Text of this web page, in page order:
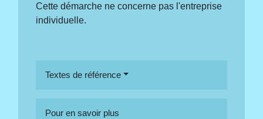
Cette démarche ne concerne pas l'entreprise
individuelle.
Textes de référence
Pour en savoir plus